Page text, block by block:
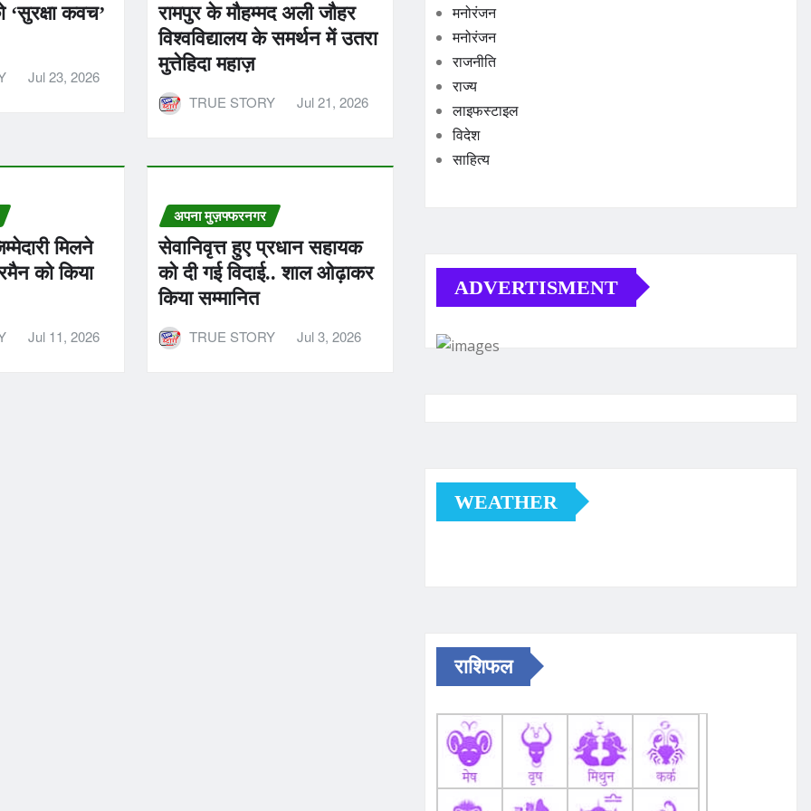
कवच’
Jul 23, 2026
रामपुर के मौहम्मद अली जौहर
विश्वविद्यालय के समर्थन में उतरा
मुत्तेहिदा महाज़
TRUE STORY Jul 21, 2026
मिलने
को किया
Jul 11, 2026
अपना मुज़फ्फरनगर
सेवानिवृत्त हुए प्रधान सहायक
को दी गई विदाई.. शाल ओढ़ाकर
किया सम्मानित
TRUE STORY Jul 3, 2026
मनोरंजन
मनोरंजन
राजनीति
राज्य
लाइफस्टाइल
विदेश
साहित्य
ADVERTISMENT
WEATHER
राशिफल